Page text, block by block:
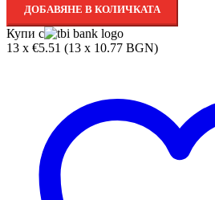
ДОБАВЯНЕ В КОЛИЧКАТА
Купи с
13 x €5.51 (13 x 10.77 BGN)